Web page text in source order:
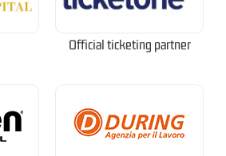
Official ticketing partner